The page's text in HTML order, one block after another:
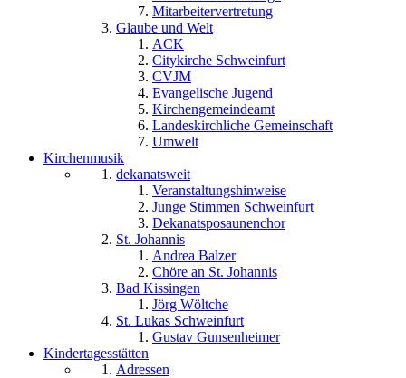
Mitarbeitervertretung
Glaube und Welt
ACK
Citykirche Schweinfurt
CVJM
Evangelische Jugend
Kirchengemeindeamt
Landeskirchliche Gemeinschaft
Umwelt
Kirchenmusik
dekanatsweit
Veranstaltungshinweise
Junge Stimmen Schweinfurt
Dekanatsposaunenchor
St. Johannis
Andrea Balzer
Chöre an St. Johannis
Bad Kissingen
Jörg Wöltche
St. Lukas Schweinfurt
Gustav Gunsenheimer
Kindertagesstätten
Adressen